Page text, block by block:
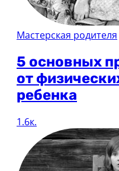
Мастерская родителя
5 основных
от
ребенка
1.6к.